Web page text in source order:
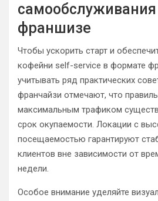
франшизе
Чтобы ускорить старт и
кофейни self-service в формате
учитывать ряд практических
франчайзи отмечают, что
максимальным трафиком
срок окупаемости. Локации с
посещаемостью гарантируют
клиентов вне зависимости от
недели.
Особое внимание уделяйте